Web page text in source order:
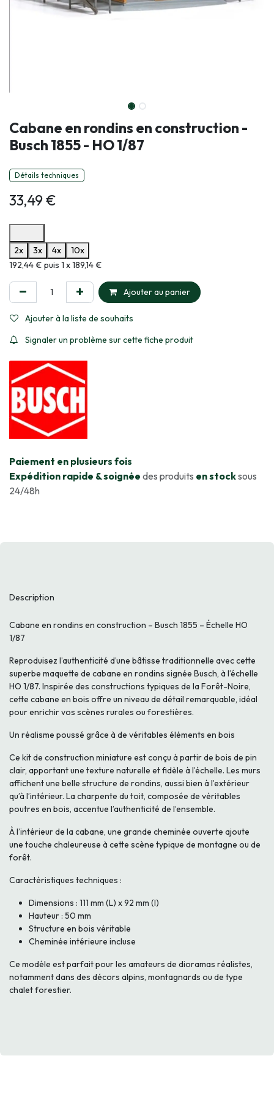
Cabane en rondins en construction -
Busch 1855 - HO 1/87
Détails techniques
33,49€
2x
3x 4x
10x
Informations sur le plan de paiement sélectionné
192,44 € puis 1 x 189,14 €
Ajouter au panier
Ajouter à la liste de souhaits
Signaler un problème sur cette fiche produit
​Paiement en plusieurs fois
Expédition rapide & soignée des produits en stocksous
24/48h
Description
Cabane en rondins en construction – Busch 1855 – Échelle HO
1/87
Reproduisez l’authenticité d’une bâtisse traditionnelle avec cette
superbe maquette de cabane en rondins signée Busch, à l’échelle
HO 1/87. Inspirée des constructions typiques de la Forêt-Noire,
cette cabane en bois offre un niveau de détail remarquable, idéal
pour enrichir vos scènes rurales ou forestières.
Un réalisme poussé grâce à de véritables éléments en bois
Ce kit de construction miniature est conçu à partir de bois de pin
clair, apportant une texture naturelle et fidèle à l’échelle. Les murs
affichent une belle structure de rondins, aussi bien à l’extérieur
qu’à l’intérieur. La charpente du toit, composée de véritables
poutres en bois, accentue l’authenticité de l’ensemble.
À l’intérieur de la cabane, une grande cheminée ouverte ajoute
une touche chaleureuse à cette scène typique de montagne ou de
forêt.
Caractéristiques techniques :
Dimensions : 111 mm (L) x 92 mm (l)
Hauteur : 50 mm
Structure en bois véritable
Cheminée intérieure incluse
Ce modèle est parfait pour les amateurs de dioramas réalistes,
notamment dans des décors alpins, montagnards ou de type
chalet forestier.